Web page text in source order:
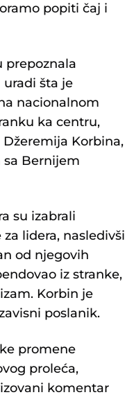
popiti čaj i
prepoznala
šta je
nacionalnom
ka centru,
Korbina,
sa Bernijem
su izabrali
lidera, nasledivši
od njegovih
iz stranke,
Korbin je
poslanik.
promene
proleća,
komentar